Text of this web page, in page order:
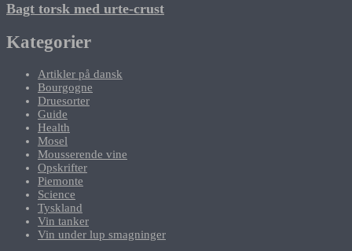
Bagt torsk med urte-crust
Kategorier
Artikler på dansk
Bourgogne
Druesorter
Guide
Health
Mosel
Mousserende vine
Opskrifter
Piemonte
Science
Tyskland
Vin tanker
Vin under lup smagninger